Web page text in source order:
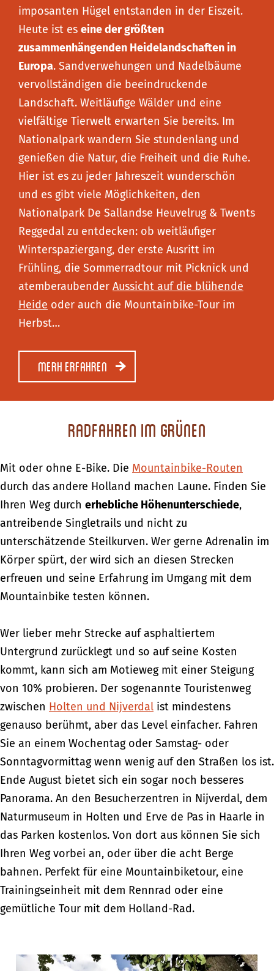
imposanten Hügel entstanden in der Eiszeit.
Heute ist es eine der größten
zusammenhängenden Heidelandschaften in
Europa. Sandverwehungen und Nadelbäume
vervollständigen die beeindruckende
Landschaft. Weitläufige Wälder und eine
vielfältige Tierwelt erwarten Sie bereits. Im
Nationalpark wandern Sie stundenlang und
genießen die Natur, die Freiheit und die Ruhe.
Hier ist es zu jeder Jahreszeit wunderschön
und es gibt viele Möglichkeiten, den
Nationalpark De Sallandse Heuvelrug & Twents
Reggedal zu entdecken: ob weitläufiger
Winterspaziergang, der erste Ausritt im
Frühling, die Sommerradtour mit Picknick und
atemberaubender Aussicht auf die blühende
Heide oder auch die Mountainbike-Tour im
Herbst…
Merh erfahren
Radfahren im Grünen
Mit oder ohne E-Bike. Die Mountainbike-Routen
durch das andere Holland machen Laune. Finden Sie
Ihren Weg durch erhebliche Höhenunterschiede,
antreibende Singletrails und nicht zu
unterschätzende Steilkurven. Wer gerne Adrenalin im
Körper spürt, der wird sich an diesen Strecken
erfreuen und seine Erfahrung im Umgang mit dem
Mountainbike testen können.
Wer lieber mehr Strecke auf asphaltiertem
Untergrund zurücklegt und so auf seine Kosten
kommt, kann sich am Motieweg mit einer Steigung
von 10% probieren. Der sogenannte Touristenweg
zwischen Holten und Nijverdal ist mindestens
genauso berühmt, aber das Level einfacher. Fahren
Sie an einem Wochentag oder Samstag- oder
Sonntagvormittag wenn wenig auf den Straßen los ist.
Ende August bietet sich ein sogar noch besseres
Panorama. An den Besucherzentren in Nijverdal, dem
Naturmuseum in Holten und Erve de Pas in Haarle in
das Parken kostenlos. Von dort aus können Sie sich
Ihren Weg vorbei an, oder über die acht Berge
bahnen. Perfekt für eine Mountainbiketour, eine
Trainingseinheit mit dem Rennrad oder eine
gemütliche Tour mit dem Holland-Rad.